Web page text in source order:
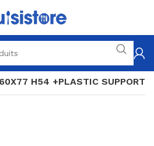
H54 +PLASTIC SUPPORT